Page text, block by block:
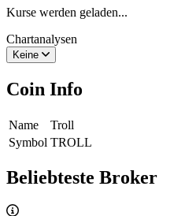
Kurse werden geladen...
Chartanalysen
Keine
Coin Info
Name
Troll
Symbol TROLL
Beliebteste Broker